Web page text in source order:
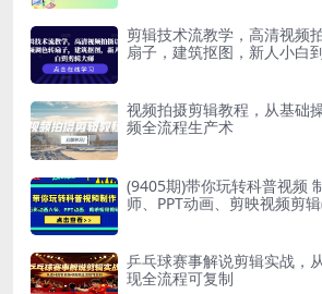
剪辑技术流教学，高清视频
扇子，建筑抠图，新人小白
视频拍摄剪辑教程，从基础
频全流程生产术
(9405期)带你玩转科普视频
师、PPT动画、剪映视频剪
乒乓球赛事解说剪辑实战，
现全流程可复制